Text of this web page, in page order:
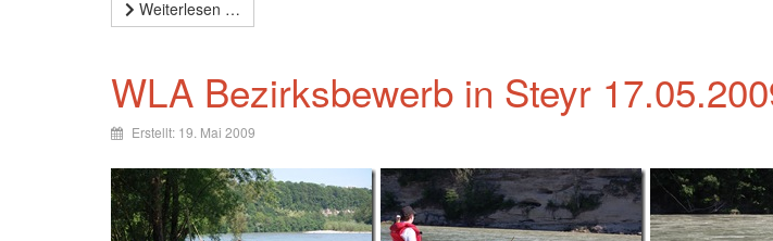
Weiterlesen …
WLA Bezirksbewerb in Steyr
Erstellt: 19. Mai 2009